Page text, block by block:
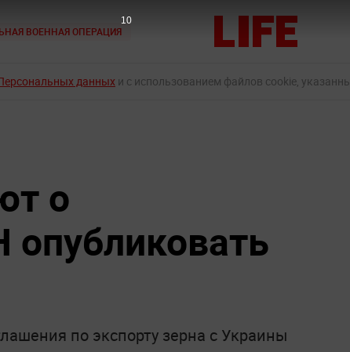
ВОЕННАЯ ОПЕРАЦИЯ
данных и с использованием файлов cookie,
о
по экспорту зерна с Украины
9